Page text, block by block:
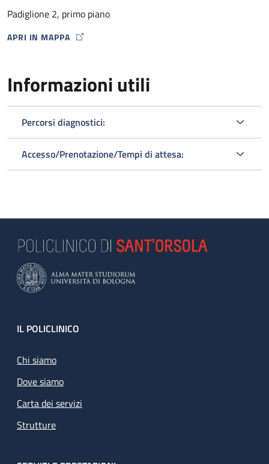
Padiglione 2, primo piano
APRI IN MAPPA
MAP ICON
Informazioni utili
Percorsi diagnostici:
Accesso/Prenotazione/Tempi di attesa:
Footer
IL POLICLINICO
Chi siamo
Dove siamo
Carta dei servizi
Strutture